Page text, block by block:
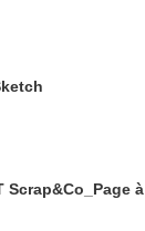
Scrap&Co_Page à